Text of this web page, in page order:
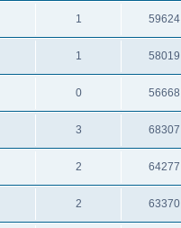
1 59624
1 58019
0 56668
3 68307
2 64277
2 63370